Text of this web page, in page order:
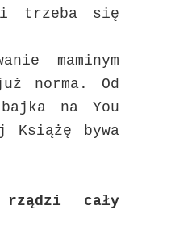
i trzeba się
maminym
norma. Od
na You
Książę bywa
cały